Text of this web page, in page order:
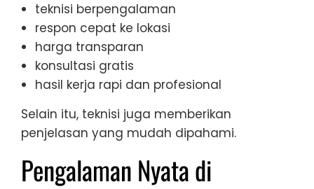
teknisi berpengalaman
respon cepat ke lokasi
harga transparan
konsultasi gratis
hasil kerja rapi dan profesional
Selain itu, teknisi juga memberikan
penjelasan yang mudah dipahami.
Pengalaman Nyata di